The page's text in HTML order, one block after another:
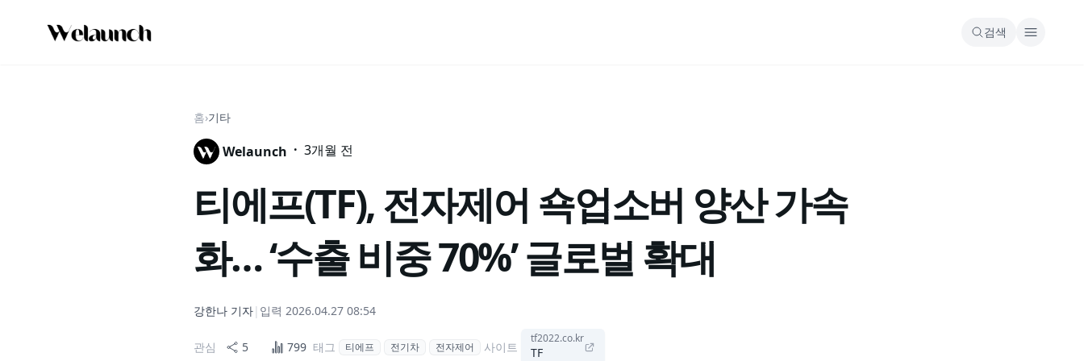
검색
홈›기타
Welaunch · 3개월 전
티에프(TF), 전자제어 쇽업소버 양산 가속
화… ‘수출 비중 70%’ 글로벌 확대
강한나 기자| 입력 2026.04.27 08:54
관심 5 799 태그 티에프 전기차 전자제어 사이트
tf2022.co.kr
TF